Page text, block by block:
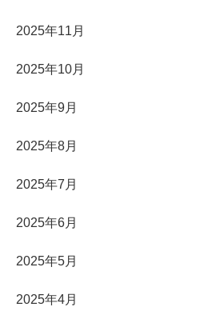
2025年11月
2025年10月
2025年9月
2025年8月
2025年7月
2025年6月
2025年5月
2025年4月